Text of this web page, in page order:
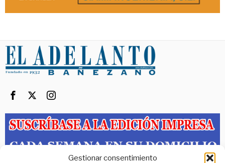
Gestionar consentimiento